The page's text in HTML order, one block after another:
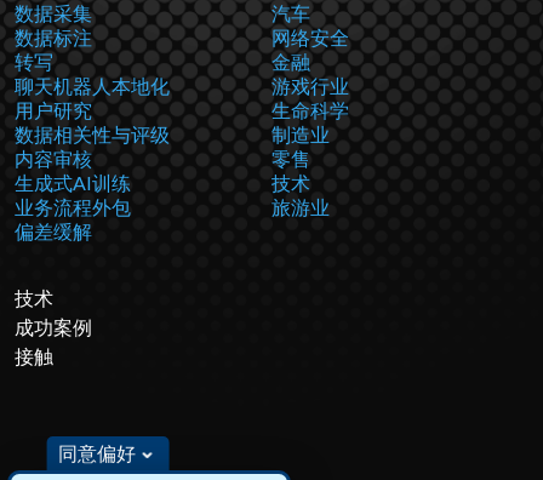
数据采集
数据标注
转写
聊天机器人本地化
用户研究
数据相关性与评级
内容审核
生成式AI训练
业务流程外包
偏差缓解
汽车
网络安全
金融
游戏行业
生命科学
制造业
零售
技术
旅游业
技术
成功案例
接触
同意偏好